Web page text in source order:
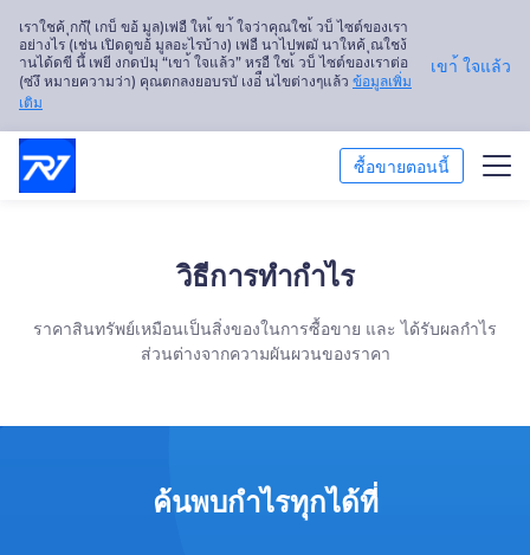
เราใชค้ ุกก้(ี เกบ็ ขอ้ มูล)เพ่อื ใหเ้ ขา้ ใจว่าคุณใชเ้ วบ็ ไซต์ของเรา
อย่างไร (เช่น เปิดดูขอ้ มูลอะไรบ้าง) เพ่อื นาไปพฒั นาใหค้ ุณใชง้
านได้ดขี นึ้ เพยี งกดป่มุ “เขา้ ใจแล้ว” หรอื ใชเ้ วบ็ ไซต์ของเราต่อ
(ซ่งึ หมายความว่า) คุณตกลงยอบรบั เงอ่ื นไขต่างๆแล้ว ข้อมูลเพิ่ม
เติม
เขา้ ใจแล้ว
ซื้อขายตอนนี้
การวิเคราะห์ตลาด
วิธีการทำกำไร
ราคาสินทรัพย์เหมือนเป็นสิ่งของในการซื้อขาย และ ได้รับผลกำไร
ส่วนต่างจากความผันผวนของราคา
ค้นพบกำไรทุกได้ที่